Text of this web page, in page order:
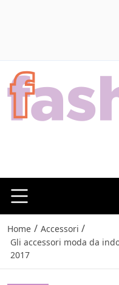
Home / Accessori /
Gli accessori moda da
2017